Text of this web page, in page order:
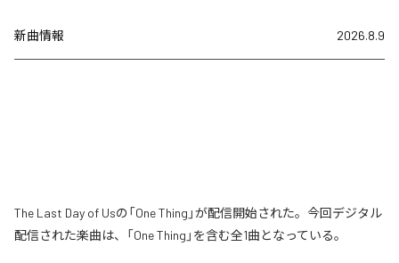
新曲情報 2026.8.9
The Last Day of Usの「One Thing」が配信開始された。今回デジタル
配信された楽曲は、「One Thing」を含む全1曲となっている。